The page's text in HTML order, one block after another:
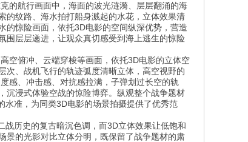
的航行画面中，海面的波光涟漪、层层翻涌的海
的纹路、海水拍打船身溅起的水花，立体效果清
的惊险画面，依托3D电影的空间纵深优势，营造
围层层递进，让观众真切感受到海上逃生的惊险
空俯冲、云端穿梭等画面，依托3D电影的立体空
次、战机飞行的轨迹弧度清晰立体，高空视野的
感、冲击感、对抗感拉满，子弹划过长空的轨
沉浸式体验空战的惊险博弈。纵观整个战争题材
准，为同类3D电影的场景拍摄提供了优秀范
历史的复古暗沉色调，而3D立体效果让低饱和
景的光影对比立体分明，既保留了战争题材的肃